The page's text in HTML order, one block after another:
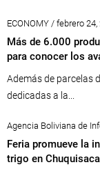
ECONOMY / febrero 24,
Más de 6.000
para conocer los
Además de parcelas
dedicadas a la...
Agencia Boliviana de
Feria promueve la
trigo en Chuquisaca